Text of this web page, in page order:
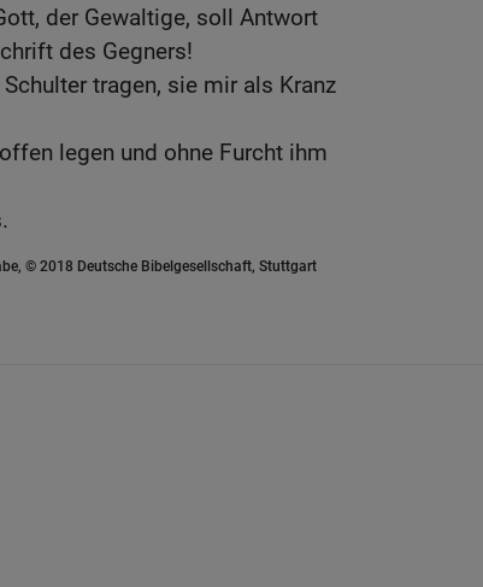
der Gewaltige, soll Antwort
des Gegners!
tragen, sie mir als Kranz
legen und ohne Furcht ihm
© 2018 Deutsche Bibelgesellschaft, Stuttgart